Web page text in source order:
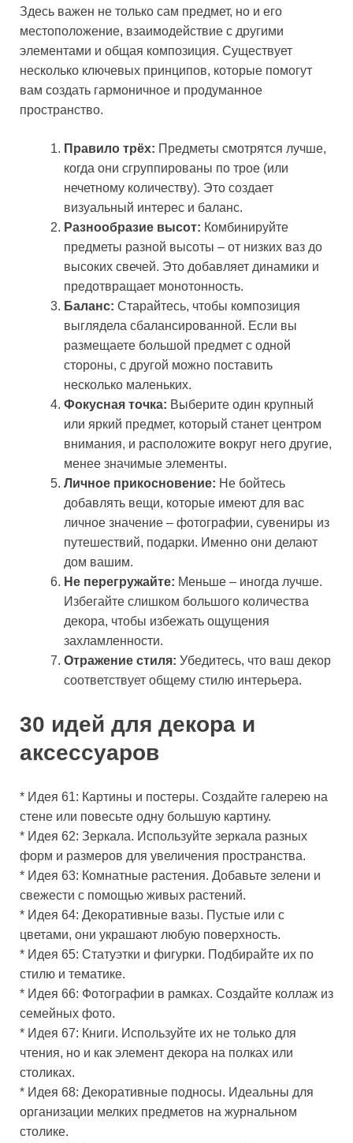
Здесь важен не только сам предмет, но и его
местоположение, взаимодействие с другими
элементами и общая композиция. Существует
несколько ключевых принципов, которые помогут
вам создать гармоничное и продуманное
пространство.
Правило трёх: Предметы смотрятся лучше,
когда они сгруппированы по трое (или
нечетному количеству). Это создает
визуальный интерес и баланс.
Разнообразие высот: Комбинируйте
предметы разной высоты – от низких ваз до
высоких свечей. Это добавляет динамики и
предотвращает монотонность.
Баланс: Старайтесь, чтобы композиция
выглядела сбалансированной. Если вы
размещаете большой предмет с одной
стороны, с другой можно поставить
несколько маленьких.
Фокусная точка: Выберите один крупный
или яркий предмет, который станет центром
внимания, и расположите вокруг него другие,
менее значимые элементы.
Личное прикосновение: Не бойтесь
добавлять вещи, которые имеют для вас
личное значение – фотографии, сувениры из
путешествий, подарки. Именно они делают
дом вашим.
Не перегружайте: Меньше – иногда лучше.
Избегайте слишком большого количества
декора, чтобы избежать ощущения
захламленности.
Отражение стиля: Убедитесь, что ваш декор
соответствует общему стилю интерьера.
30 идей для декора и
аксессуаров
* Идея 61: Картины и постеры. Создайте галерею на
стене или повесьте одну большую картину.
* Идея 62: Зеркала. Используйте зеркала разных
форм и размеров для увеличения пространства.
* Идея 63: Комнатные растения. Добавьте зелени и
свежести с помощью живых растений.
* Идея 64: Декоративные вазы. Пустые или с
цветами, они украшают любую поверхность.
* Идея 65: Статуэтки и фигурки. Подбирайте их по
стилю и тематике.
* Идея 66: Фотографии в рамках. Создайте коллаж из
семейных фото.
* Идея 67: Книги. Используйте их не только для
чтения, но и как элемент декора на полках или
столиках.
* Идея 68: Декоративные подносы. Идеальны для
организации мелких предметов на журнальном
столике.